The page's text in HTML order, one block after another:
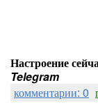
Настроение
Telegram
комментарии: 0